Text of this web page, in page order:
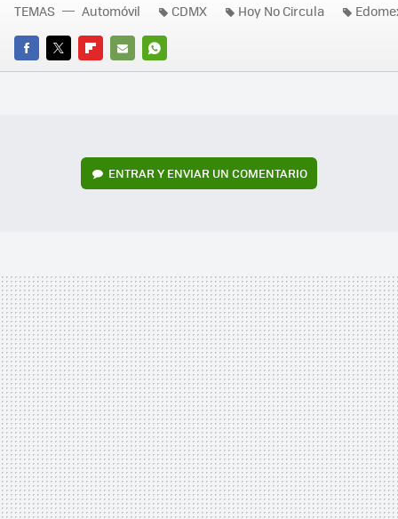
FACEBOOK
TWITTERFLIPBOARD
E-
WHATSAPP
TEMAS Automóvil CDMX Hoy No Circula
ENTRAR Y ENVIAR UN COMENTARIO